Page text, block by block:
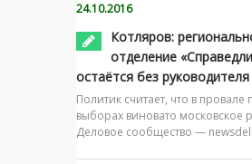
24.10.2016
Котляров:
отделение
остаётся без руководителя
Политик считает, что в провале
выборах виновато московское
Деловое сообщество —